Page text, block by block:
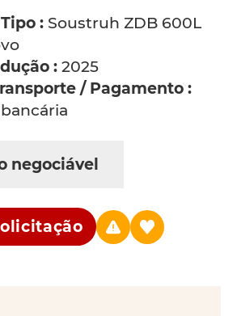
: Soustruh ZDB 600L
: 2025
/ Pagamento :
negociável